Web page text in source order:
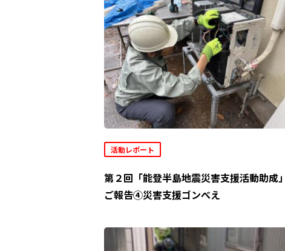
活動レポート
第２回「能登半島地震災害支援活動助成」
ご報告④災害支援ゴンべえ